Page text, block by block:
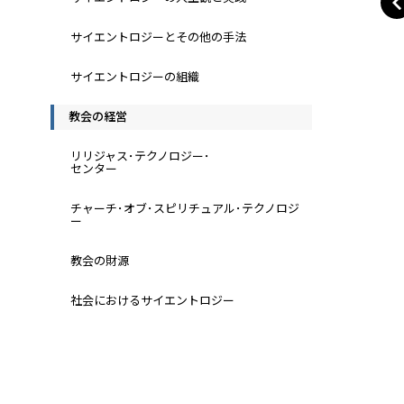
サイエントロジーとその他の手法
サイエントロジーの組織
教会の経営
リリジャス･テクノロジー･
センター
チャーチ･オブ･スピリチュアル･テクノロジ
ー
教会の財源
社会におけるサイエントロジー